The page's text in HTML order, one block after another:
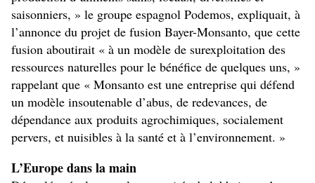
saisonniers, » le groupe espagnol Podemos, expliquait, à
l’annonce du projet de fusion Bayer-Monsanto, que cette
fusion aboutirait « à un modèle de surexploitation des
ressources naturelles pour le bénéfice de quelques uns, »
rappelant que « Monsanto est une entreprise qui défend
un modèle insoutenable d’abus, de redevances, de
dépendance aux produits agrochimiques, socialement
pervers, et nuisibles à la santé et à l’environnement. »
L’Europe dans la main